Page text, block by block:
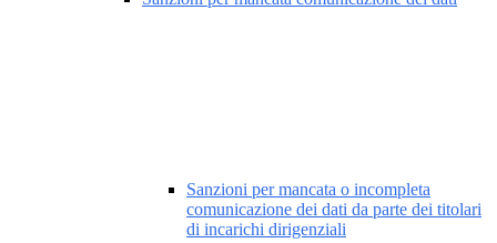
Sanzioni per mancata o incompleta
comunicazione dei dati da parte dei titolari
di incarichi dirigenziali